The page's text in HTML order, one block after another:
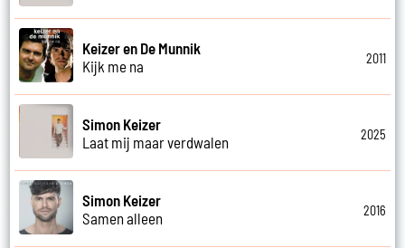
Keizer en De Munnik
Kijk me na
2011
Simon Keizer
Laat mij maar verdwalen
2025
Simon Keizer
Samen alleen
2016